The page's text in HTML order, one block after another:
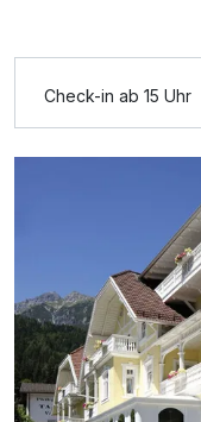
Ausstattung
Für 8 Tage
Check-in ab 15 Uhr